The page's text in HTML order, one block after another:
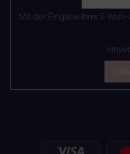
Mit der Eingabe Ihrer E-